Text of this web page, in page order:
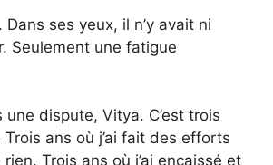
Dans ses yeux, il n’y avait ni
Seulement une fatigue
une dispute, Vitya. C’est trois
ans où j’ai fait des efforts
Trois ans où j’ai encaissé et